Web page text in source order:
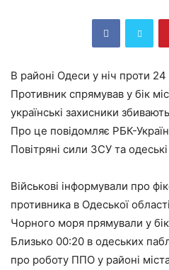
В районі Одеси у ніч проти
Противник спрямував у бік
українські захисники
Про це повідомляє РБК-
Повітряні сили ЗСУ та
Військові інформували про
противника в Одеської
Чорного моря прямували у
Близько 00:20 в одеських
про роботу ППО у районі